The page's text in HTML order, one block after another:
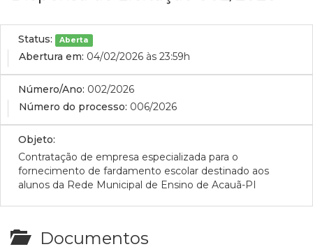
Status: Aberta
Abertura em: 04/02/2026 às 23:59h
Número/Ano: 002/2026
Número do processo: 006/2026
Objeto:
Contratação de empresa especializada para o
fornecimento de fardamento escolar destinado aos
alunos da Rede Municipal de Ensino de Acauã-PI
Documentos